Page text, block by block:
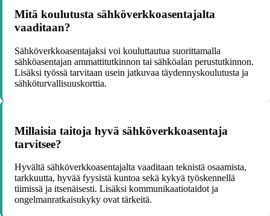
Mitä koulutusta sähköverkkoasentajalta
vaaditaan?
Sähköverkkoasentajaksi voi kouluttautua suorittamalla
sähköasentajan ammattitutkinnon tai sähköalan perustutkinnon.
Lisäksi työssä tarvitaan usein jatkuvaa täydennyskoulutusta ja
sähköturvallisuuskorttia.
Millaisia taitoja hyvä sähköverkkoasentaja
tarvitsee?
Hyvältä sähköverkkoasentajalta vaaditaan teknistä osaamista,
tarkkuutta, hyvää fyysistä kuntoa sekä kykyä työskennellä
tiimissä ja itsenäisesti. Lisäksi kommunikaatiotaidot ja
ongelmanratkaisukyky ovat tärkeitä.